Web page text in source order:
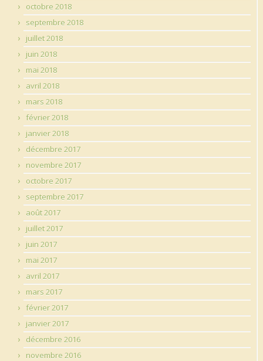
octobre 2018
septembre 2018
juillet 2018
juin 2018
mai 2018
avril 2018
mars 2018
février 2018
janvier 2018
décembre 2017
novembre 2017
octobre 2017
septembre 2017
août 2017
juillet 2017
juin 2017
mai 2017
avril 2017
mars 2017
février 2017
janvier 2017
décembre 2016
novembre 2016